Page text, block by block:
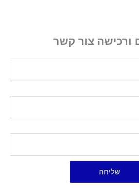
ורכישה צור קשר
שליחה